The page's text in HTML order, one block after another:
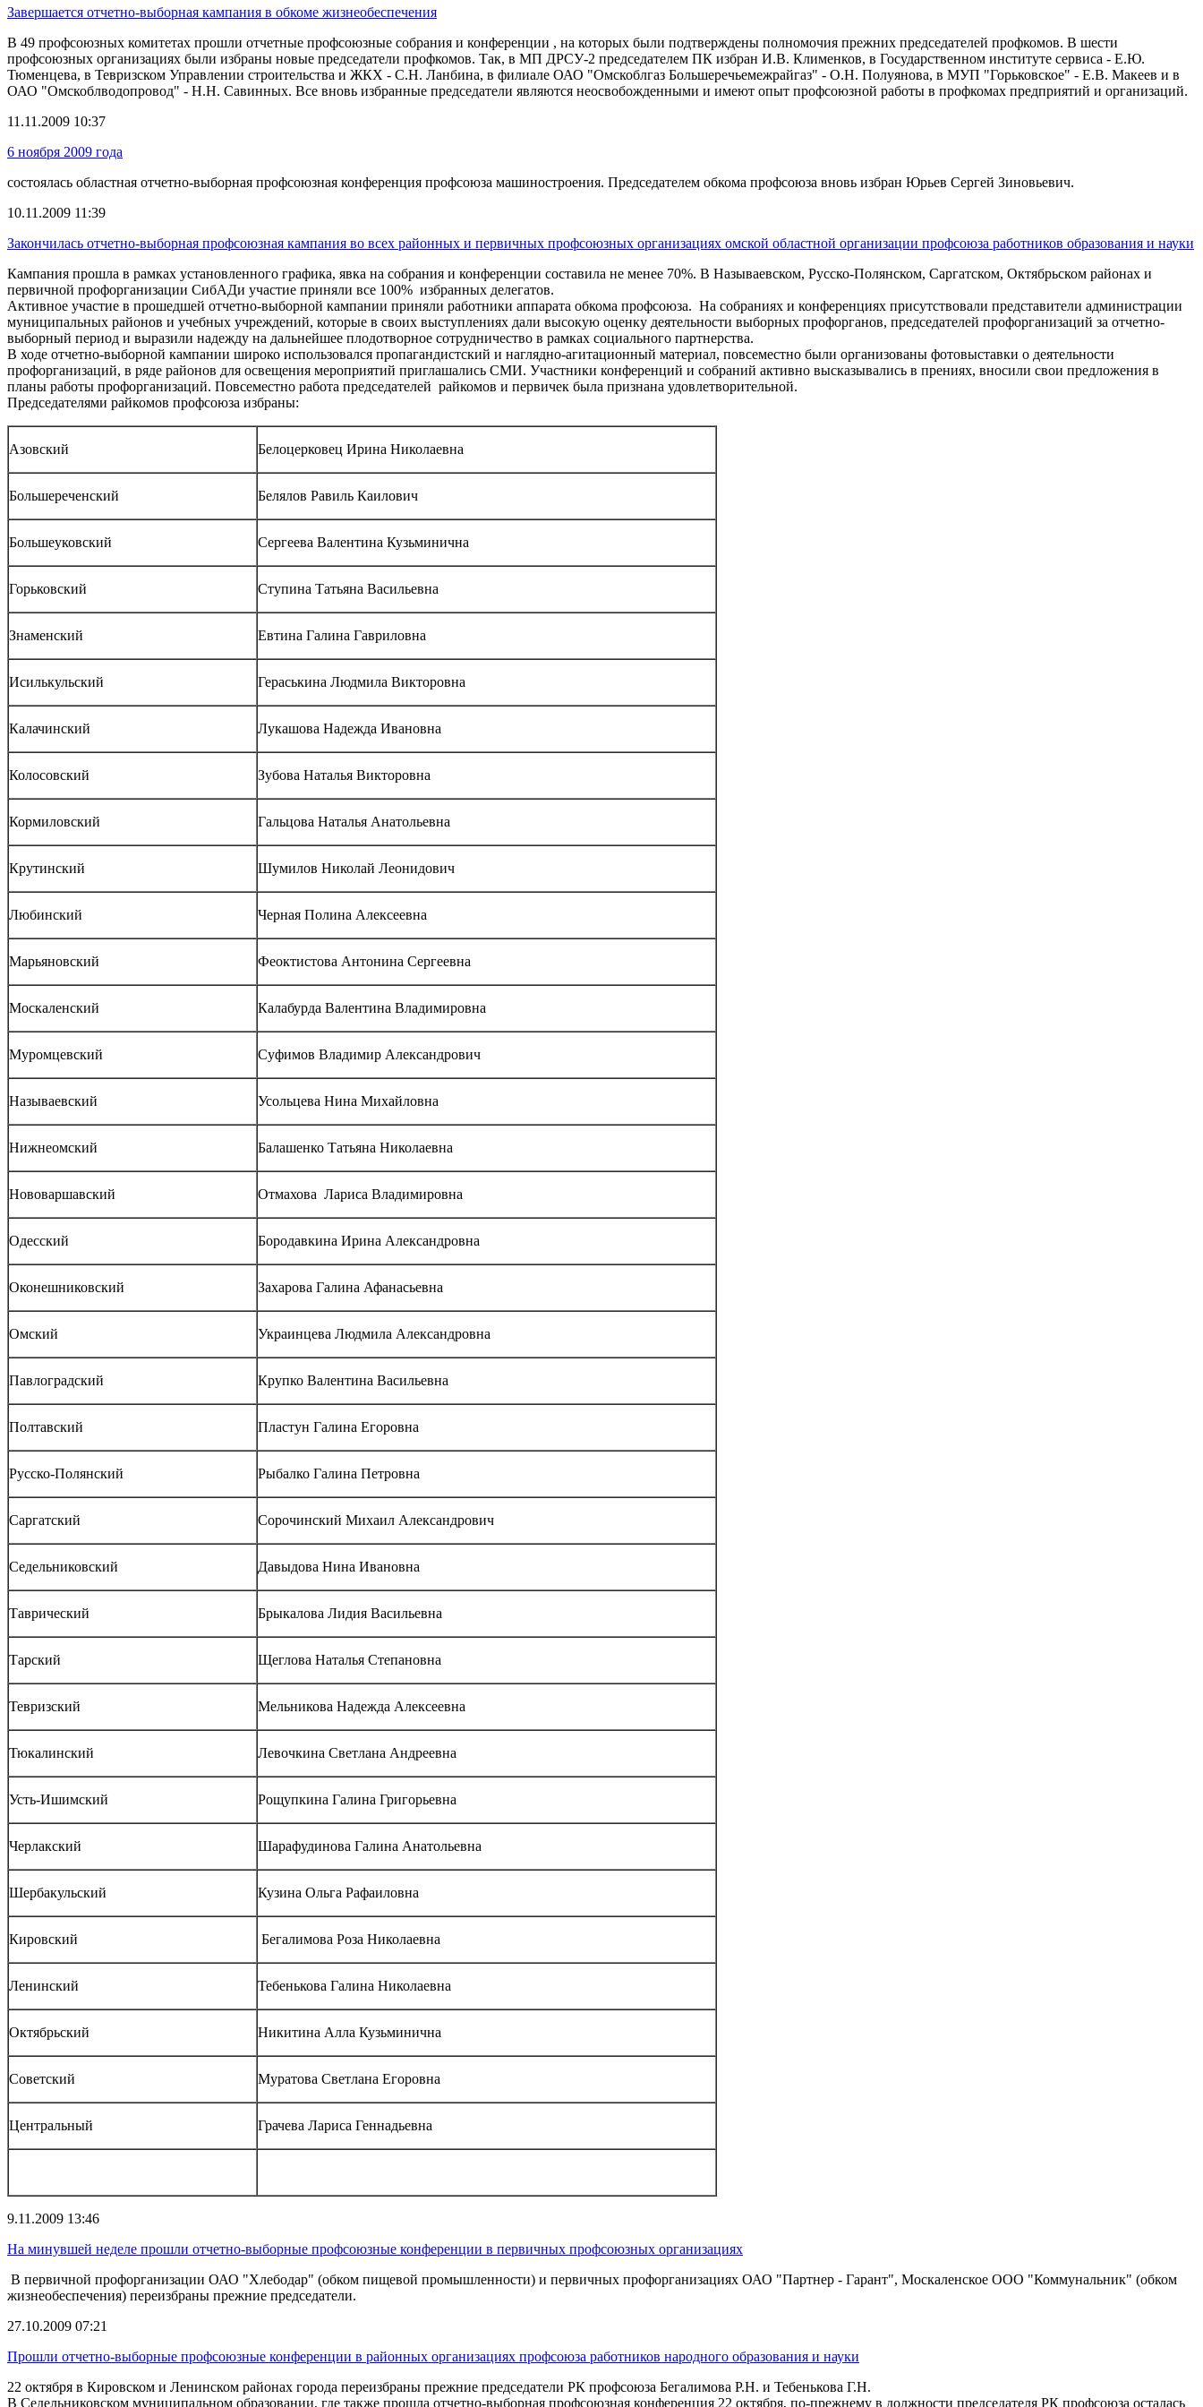
Завершается отчетно-выборная кампания в обкоме жизнеобеспечения
В 49 профсоюзных комитетах прошли отчетные профсоюзные собрания и конференции , на которых были подтверждены полномочия прежних председателей профкомов. В шести
профсоюзных организациях были избраны новые председатели профкомов. Так, в МП ДРСУ-2 председателем ПК избран И.В. Клименков, в Государственном институте сервиса - Е.Ю.
Тюменцева, в Тевризском Управлении строительства и ЖКХ - С.Н. Ланбина, в филиале ОАО "Омскоблгаз Большеречьемежрайгаз" - О.Н. Полуянова, в МУП "Горьковское" - Е.В. Макеев и в
ОАО "Омскоблводопровод" - Н.Н. Савинных. Все вновь избранные председатели являются неосвобожденными и имеют опыт профсоюзной работы в профкомах предприятий и организаций.
11.11.2009 10:37
6 ноября 2009 года
состоялась областная отчетно-выборная профсоюзная конференция профсоюза машиностроения. Председателем обкома профсоюза вновь избран Юрьев Сергей Зиновьевич.
10.11.2009 11:39
Закончилась отчетно-выборная профсоюзная кампания во всех районных и первичных профсоюзных организациях омской областной организации профсоюза работников образования и науки
Кампания прошла в рамках установленного графика, явка на собрания и конференции составила не менее 70%. В Называевском, Русско-Полянском, Саргатском, Октябрьском районах и
первичной профорганизации СибАДи участие приняли все 100% избранных делегатов.
Активное участие в прошедшей отчетно-выборной кампании приняли работники аппарата обкома профсоюза. На собраниях и конференциях присутствовали представители администрации
муниципальных районов и учебных учреждений, которые в своих выступлениях дали высокую оценку деятельности выборных профорганов, председателей профорганизаций за отчетно-
выборный период и выразили надежду на дальнейшее плодотворное сотрудничество в рамках социального партнерства.
В ходе отчетно-выборной кампании широко использовался пропагандистский и наглядно-агитационный материал, повсеместно были организованы фотовыставки о деятельности
профорганизаций, в ряде районов для освещения мероприятий приглашались СМИ. Участники конференций и собраний активно высказывались в прениях, вносили свои предложения в
планы работы профорганизаций. Повсеместно работа председателей райкомов и первичек была признана удовлетворительной.
Председателями райкомов профсоюза избраны:
Азовский Белоцерковец Ирина Николаевна
Большереченский Белялов Равиль Каилович
Большеуковский Сергеева Валентина Кузьминична
Горьковский Ступина Татьяна Васильевна
Знаменский Евтина Галина Гавриловна
Исилькульский Гераськина Людмила Викторовна
Калачинский Лукашова Надежда Ивановна
Колосовский Зубова Наталья Викторовна
Кормиловский Гальцова Наталья Анатольевна
Крутинский Шумилов Николай Леонидович
Любинский Черная Полина Алексеевна
Марьяновский Феоктистова Антонина Сергеевна
Москаленский Калабурда Валентина Владимировна
Муромцевский Суфимов Владимир Александрович
Называевский Усольцева Нина Михайловна
Нижнеомский Балашенко Татьяна Николаевна
Нововаршавский Отмахова Лариса Владимировна
Одесский Бородавкина Ирина Александровна
Оконешниковский Захарова Галина Афанасьевна
Омский Украинцева Людмила Александровна
Павлоградский Крупко Валентина Васильевна
Полтавский Пластун Галина Егоровна
Русско-Полянский Рыбалко Галина Петровна
Саргатский Сорочинский Михаил Александрович
Седельниковский Давыдова Нина Ивановна
Таврический Брыкалова Лидия Васильевна
Тарский Щеглова Наталья Степановна
Тевризский Мельникова Надежда Алексеевна
Тюкалинский Левочкина Светлана Андреевна
Усть-Ишимский Рощупкина Галина Григорьевна
Черлакский Шарафудинова Галина Анатольевна
Шербакульский Кузина Ольга Рафаиловна
Кировский Бегалимова Роза Николаевна
Ленинский Тебенькова Галина Николаевна
Октябрьский Никитина Алла Кузьминична
Советский Муратова Светлана Егоровна
Центральный Грачева Лариса Геннадьевна
9.11.2009 13:46
На минувшей неделе прошли отчетно-выборные профсоюзные конференции в первичных профсоюзных организациях
В первичной профорганизации ОАО "Хлебодар" (обком пищевой промышленности) и первичных профорганизациях ОАО "Партнер - Гарант", Москаленское ООО "Коммунальник" (обком
жизнеобеспечения) переизбраны прежние председатели.
27.10.2009 07:21
Прошли отчетно-выборные профсоюзные конференции в районных организациях профсоюза работников народного образования и науки
22 октября в Кировском и Ленинском районах города переизбраны прежние председатели РК профсоюза Бегалимова Р.Н. и Тебенькова Г.Н.
В Седельниковском муниципальном образовании, где также прошла отчетно-выборная профсоюзная конференция 22 октября, по-прежнему в должности председателя РК профсоюза осталась